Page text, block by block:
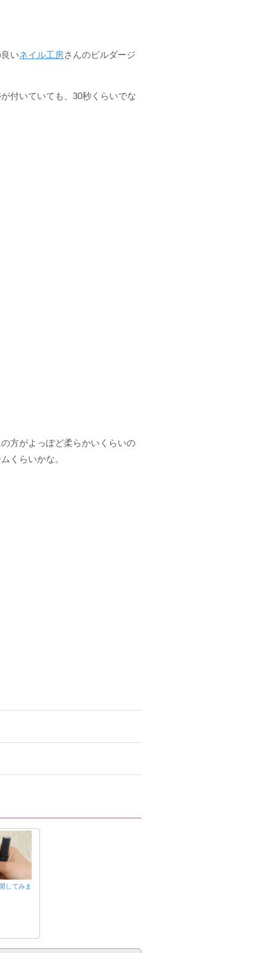
いネイル工房さんのビルダージ
付いていても、30秒くらいでな
方がよっぽど柔らかいくらいの
くらいかな。
してみま